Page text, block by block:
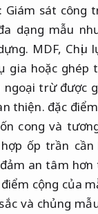
Giám sát công
dạng mẫu
MDF, Chịu
hoặc ghép
ngoại trừ được
thiện. đặc
cong và
ốp trần cần
an tâm
điểm cộng của
và chủng